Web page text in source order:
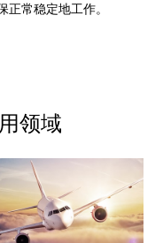
常稳定地工作。
领域